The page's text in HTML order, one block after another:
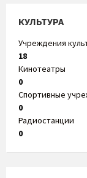
КУЛЬТУРА
Учреждения
18
Кинотеатры
0
Спортивные
0
Радиостанции
0